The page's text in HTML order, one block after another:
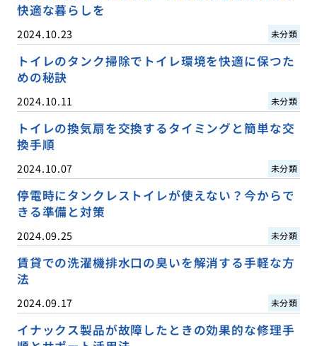
快適な暮らしを
2024.10.23 未分類
トイレのタンク掃除でトイレ環境を快適に保つた
めの秘訣
2024.10.11 未分類
トイレの換気扇を交換するタイミングと簡単な交
換手順
2024.10.07 未分類
停電時にタンクレストイレが使えない？今からで
きる準備と対策
2024.09.25 未分類
賃貸での洗濯機排水口の臭いを解消する手軽な方
法
2024.09.17 未分類
イナックス製品が故障したときの効果的な修理手